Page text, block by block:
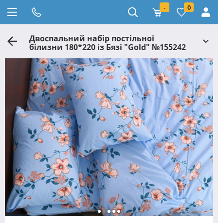
- 0
Двоспальний набір постільної
білизни 180*220 із Бязі "Gold" №155242
Черешенька™